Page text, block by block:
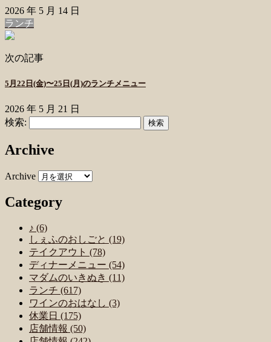
2026 年 5 月 14 日
ランチ
次の記事
5月22日(金)〜25日(月)のランチメニュー
2026 年 5 月 21 日
検索:
Archive
Archive
Category
♪ (6)
しぇふのおしごと (19)
テイクアウト (78)
ディナーメニュー (54)
マダムのいきぬき (11)
ランチ (617)
ワインのおはなし (3)
休業日 (175)
店舗情報 (50)